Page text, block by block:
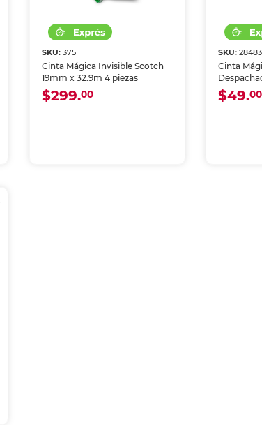
SKU: 375
Cinta Mágica Invisible Scotch
19mm x 32.9m 4 piezas
$299.00
SKU:28483
Cinta
Colors 122
$49.00